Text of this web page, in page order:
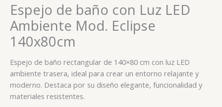
Espejo de baño con Luz LED
Ambiente Mod. Eclipse
140x80cm
Espejo de baño rectangular de 140×80 cm con luz LED
ambiente trasera, ideal para crear un entorno relajante y
moderno. Destaca por su diseño elegante, funcionalidad y
materiales resistentes.